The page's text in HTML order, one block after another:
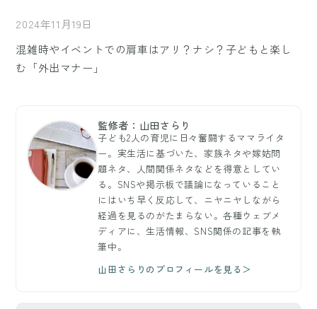
2024年11月19日
混雑時やイベントでの肩車はアリ？ナシ？子どもと楽し
む「外出マナー」
監修者：山田さらり
子ども2人の育児に日々奮闘するママライタ
ー。実生活に基づいた、家族ネタや嫁姑問
題ネタ、人間関係ネタなどを得意としてい
る。SNSや掲示板で議論になっていること
にはいち早く反応して、ニヤニヤしながら
経過を見るのがたまらない。各種ウェブメ
ディアに、生活情報、SNS関係の記事を執
筆中。
山田さらりのプロフィールを見る＞